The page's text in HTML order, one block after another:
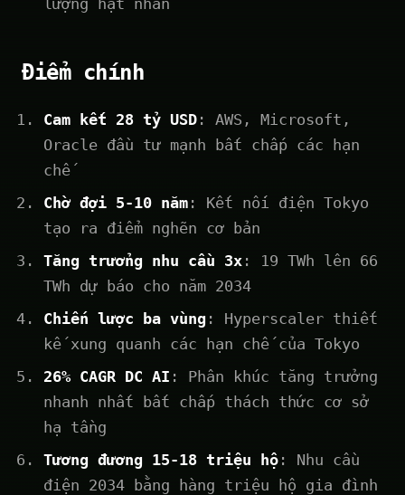
Điểm chính
Cam kết 28 tỷ USD : AWS, Microsoft,
Oracle đầu tư mạnh bất chấp các hạn
chế
Chờ đợi 5-10 năm : Kết nối điện Tokyo
tạo ra điểm nghẽn cơ bản
Tăng trưởng nhu cầu 3x : 19 TWh lên 66
TWh dự báo cho năm 2034
Chiến lược ba vùng : Hyperscaler thiết
kế xung quanh các hạn chế của Tokyo
26% CAGR DC AI : Phân khúc tăng trưởng
nhanh nhất bất chấp thách thức cơ sở
hạ tầng
Tương đương 15-18 triệu hộ : Nhu cầu
điện 2034 bằng hàng triệu hộ gia đình